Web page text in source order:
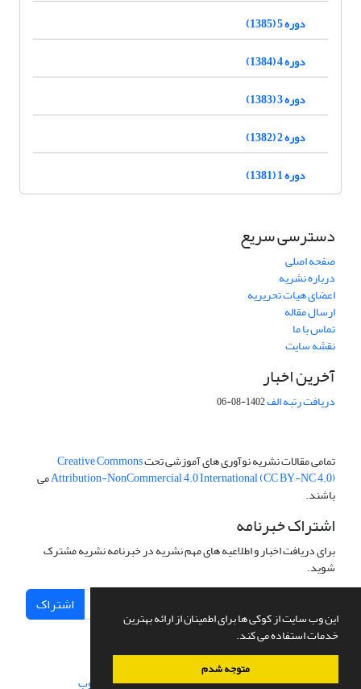
این وب سایت از کوکی ها برای اطمینان از ارائه بهترین
خدمات استفاده می کند.
متوجه شدم
دوره 5 (1385)
دوره 4 (1384)
دوره 3 (1383)
دوره 2 (1382)
دوره 1 (1381)
دسترسی سریع
صفحه اصلی
درباره نشریه
اعضای هیات تحریریه
ارسال مقاله
تماس با ما
نقشه سایت
آخرین اخبار
دریافت رتبه الف1402-08-06
تمامی مقالات نشریه نوآوری های آموزشی تحتCreative Commons
Attribution-NonCommercial 4.0 International (CC BY-NC 4.0)می
باشند.
اشتراک خبرنامه
برای دریافت اخبار و اطلاعیه های مهم نشریه در خبرنامه نشریه مشترک
شوید.
اشتراک
سامانه مدیریت نشریات علمی.طراحی و پیاده سازی از سیناوب